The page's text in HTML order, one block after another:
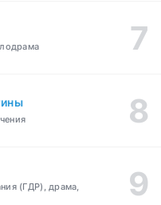
(ГДР), драма,